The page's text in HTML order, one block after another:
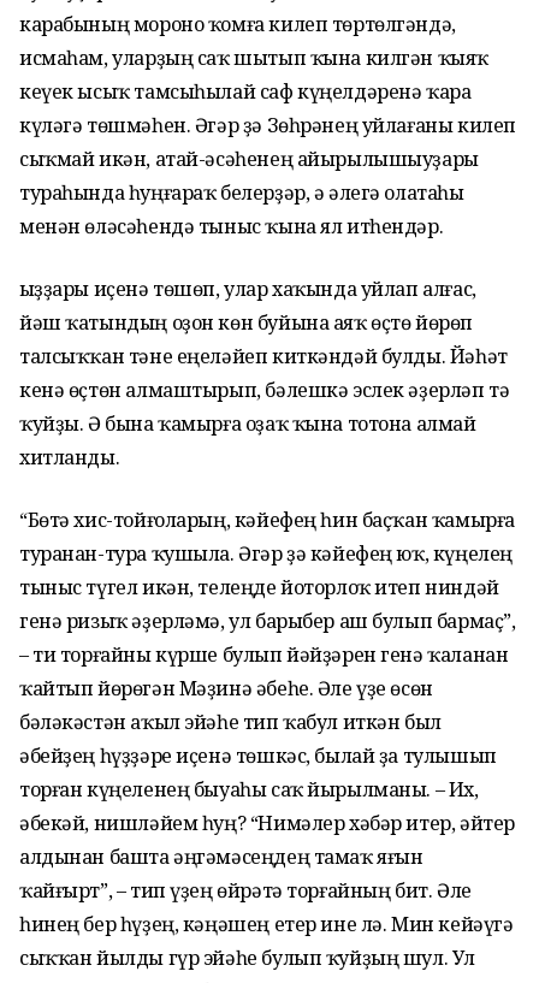
карабының мороно ҡомға килеп төртөлгәндә,
исмаһам, уларҙың саҡ шытып ҡына килгән ҡыяҡ
кеүек ысыҡ тамсыһылай саф күңелдәренә ҡара
күләгә төшмәһен. Әгәр ҙә Зөһрәнең уйлағаны килеп
сыҡмай икән, атай-әсәһенең айырылышыуҙары
тураһында һуңғараҡ белерҙәр, ә әлегә олатаһы
менән өләсәһендә тыныс ҡына ял итһендәр.
Ҡыҙҙары иҫенә төшөп, улар хаҡында уйлап алғас,
йәш ҡатындың оҙон көн буйына аяҡ өҫтө йөрөп
талсыҡҡан тәне еңеләйеп киткәндәй булды. Йәһәт
кенә өҫтөн алмаштырып, бәлешкә эслек әҙерләп тә
ҡуйҙы. Ә бына ҡамырға оҙаҡ ҡына тотона алмай
хитланды.
“Бөтә хис-тойғоларың, кәйефең һин баҫҡан ҡамырға
туранан-тура ҡушыла. Әгәр ҙә кәйефең юҡ, күңелең
тыныс түгел икән, телеңде йоторлоҡ итеп ниндәй
генә ризыҡ әҙерләмә, ул барыбер аш булып бармаҫ”,
– ти торғайны күрше булып йәйҙәрен генә ҡаланан
ҡайтып йөрөгән Мәҙинә әбеһе. Әле үҙе өсөн
бәләкәстән аҡыл эйәһе тип ҡабул иткән был
әбейҙең һүҙҙәре иҫенә төшкәс, былай ҙа тулышып
торған күңеленең быуаһы саҡ йырылманы. – Их,
әбекәй, нишләйем һуң? “Нимәлер хәбәр итер, әйтер
алдынан башта әңгәмәсеңдең тамаҡ яғын
ҡайғырт”, – тип үҙең өйрәтә торғайның бит. Әле
һинең бер һүҙең, кәңәшең етер ине лә. Мин кейәүгә
сыҡҡан йылды гүр эйәһе булып ҡуйҙың шул. Ул